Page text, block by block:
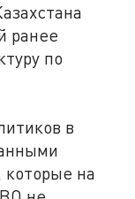
ранее
по
в
которые на